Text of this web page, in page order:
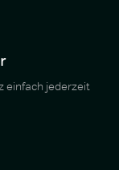
einfach jederzeit